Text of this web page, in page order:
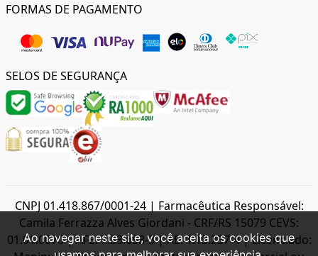
FORMAS DE PAGAMENTO
SELOS DE SEGURANÇA
CNPJ 01.418.867/0001-24 | Farmacêutica Responsável:
Camila Ferrazza Alves Giordani - CRF/RS 15079 CEVS:
01.01.0070 | AFE: 7.33.658-3 | AE: 1.13.257-4 | Licenciado:
Ao navegar neste site, você aceita os cookies que